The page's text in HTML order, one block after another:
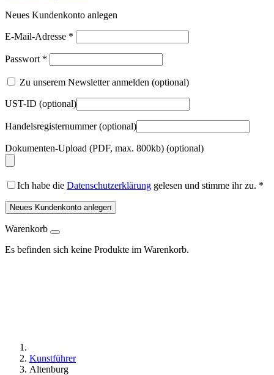
Neues Kundenkonto anlegen
E-Mail-Adresse *
Passwort *
Zu unserem Newsletter anmelden (optional)
UST-ID (optional)
Handelsregisternummer(optional)
Dokumenten-Upload (PDF, max. 800kb) (optional)
Ich habe die Datenschutzerklärung gelesen und stimme ihr zu. *
Neues Kundenkonto anlegen
Warenkorb
Es befinden sich keine Produkte im Warenkorb.
Kunstführer
Altenburg